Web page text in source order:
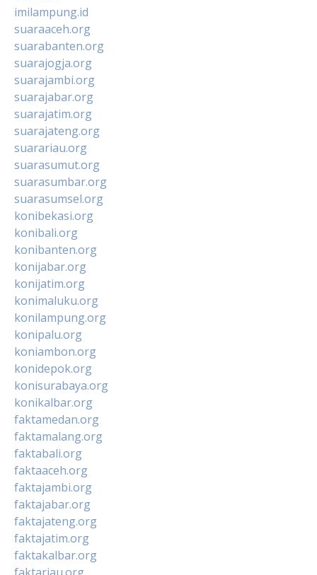
imilampung.id
suaraaceh.org
suarabanten.org
suarajogja.org
suarajambi.org
suarajabar.org
suarajatim.org
suarajateng.org
suarariau.org
suarasumut.org
suarasumbar.org
suarasumsel.org
konibekasi.org
konibali.org
konibanten.org
konijabar.org
konijatim.org
konimaluku.org
konilampung.org
konipalu.org
koniambon.org
konidepok.org
konisurabaya.org
konikalbar.org
faktamedan.org
faktamalang.org
faktabali.org
faktaaceh.org
faktajambi.org
faktajabar.org
faktajateng.org
faktajatim.org
faktakalbar.org
faktariau.org